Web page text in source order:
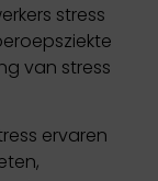
stress
van stress
ervaren